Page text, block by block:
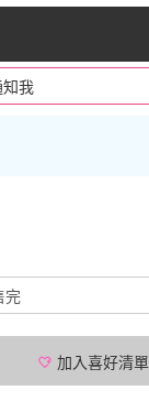
我
完
加入喜好清單